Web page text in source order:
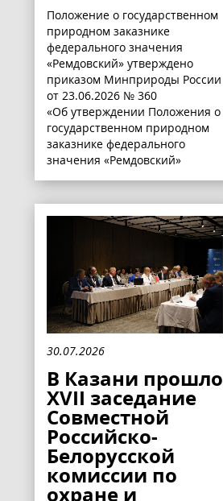
Положение о государственном
природном заказнике
федерального значения
«Ремдовский» утверждено
приказом Минприроды России
от 23.06.2026 № 360
«Об утверждении Положения о
государственном природном
заказнике федерального
значения «Ремдовский»
30.07.2026
В Казани прошло
XVII заседание
Совместной
Российско-
Белорусской
комиссии по
охране и